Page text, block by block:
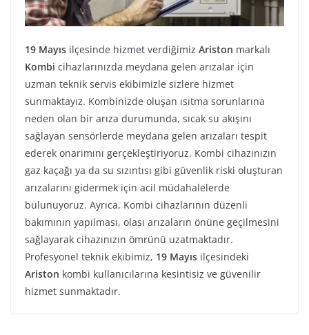
19 Mayıs ilçesinde hizmet verdiğimiz Ariston markalı
Kombi cihazlarınızda meydana gelen arızalar için
uzman teknik servis ekibimizle sizlere hizmet
sunmaktayız. Kombinizde oluşan ısıtma sorunlarına
neden olan bir arıza durumunda, sıcak su akışını
sağlayan sensörlerde meydana gelen arızaları tespit
ederek onarımını gerçekleştiriyoruz. Kombi cihazınızın
gaz kaçağı ya da su sızıntısı gibi güvenlik riski oluşturan
arızalarını gidermek için acil müdahalelerde
bulunuyoruz. Ayrıca, Kombi cihazlarının düzenli
bakımının yapılması, olası arızaların önüne geçilmesini
sağlayarak cihazınızın ömrünü uzatmaktadır.
Profesyonel teknik ekibimiz, 19 Mayıs ilçesindeki
Ariston kombi kullanıcılarına kesintisiz ve güvenilir
hizmet sunmaktadır.